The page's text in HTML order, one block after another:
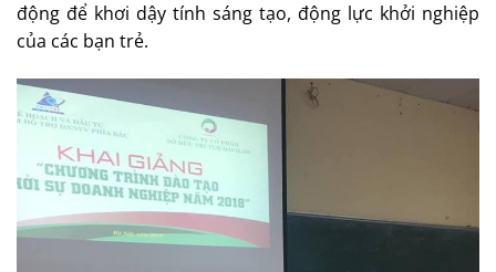
động để khơi dậy tính sáng tạo, động lực khởi nghiệp
của các bạn trẻ.